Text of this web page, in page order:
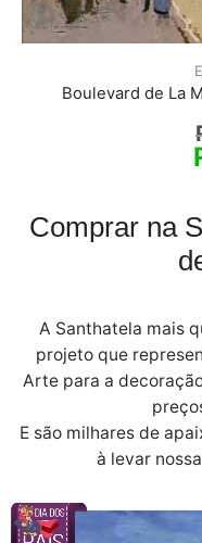
Boulevard de La
Comprar na
A Santhatela mais
projeto que
Arte para a
E são milhares de
à levar